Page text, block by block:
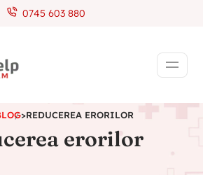
0745 603 880
>REDUCEREA ERORILOR
erorilor